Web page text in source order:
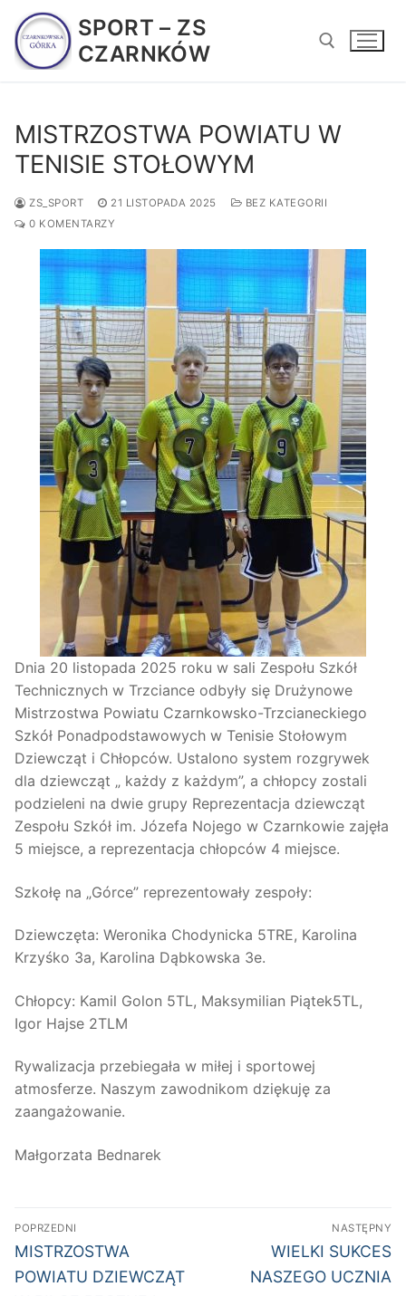
Przejdź
do
treści
SPORT – ZS
CZARNKÓW
MISTRZOSTWA POWIATU W
TENISIE STOŁOWYM
ZS_SPORT 21 LISTOPADA 2025
BEZ KATEGORII
0 KOMENTARZY
Dnia 20 listopada 2025 roku w sali Zespołu Szkół
Technicznych w Trzciance odbyły się Drużynowe
Mistrzostwa Powiatu Czarnkowsko-Trzcianeckiego
Szkół Ponadpodstawowych w Tenisie Stołowym
Dziewcząt i Chłopców. Ustalono system rozgrywek
dla dziewcząt „ każdy z każdym”, a chłopcy zostali
podzieleni na dwie grupy Reprezentacja dziewcząt
Zespołu Szkół im. Józefa Nojego w Czarnkowie zajęła
5 miejsce, a reprezentacja chłopców 4 miejsce.
Szkołę na „Górce” reprezentowały zespoły:
Dziewczęta: Weronika Chodynicka 5TRE, Karolina
Krzyśko 3a, Karolina Dąbkowska 3e.
Chłopcy: Kamil Golon 5TL, Maksymilian Piątek5TL,
Igor Hajse 2TLM
Rywalizacja przebiegała w miłej i sportowej
atmosferze. Naszym zawodnikom dziękuję za
zaangażowanie.
Małgorzata Bednarek
Nawigacja
wpisu
POPRZEDNI
Poprzedni
wpis:
MISTRZOSTWA
POWIATU DZIEWCZĄT
NASTĘPNY
Następny
wpis:
WIELKI SUKCES
NASZEGO UCZNIA